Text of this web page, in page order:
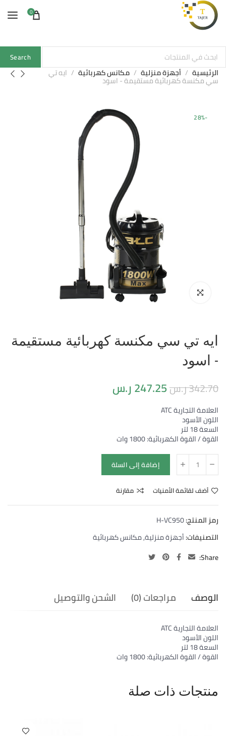
0
Search
الرئيسية أجهزة منزلية مكانس كهربائية ايه تي
سي مكنسة كهربائية مستقيمة - اسود
-28%
ايه تي سي مكنسة كهربائية مستقيمة
- اسود
342.70ر.س247.25ر.س
العلامة التجارية ATC
اللون الأسود
السعة 18 لتر
القوة / القوة الكهربائية: 1800 وات
إضافة إلى السلة
أضف لقائمة الأمنيات مقارنة
رمز المنتج:H-VC950
التصنيفات:أجهزة منزلية,مكانس كهربائية
Share:
الوصف مراجعات (0) الشحن والتوصيل
العلامة التجارية ATC
اللون الأسود
السعة 18 لتر
القوة / القوة الكهربائية: 1800 وات
منتجات ذات صلة